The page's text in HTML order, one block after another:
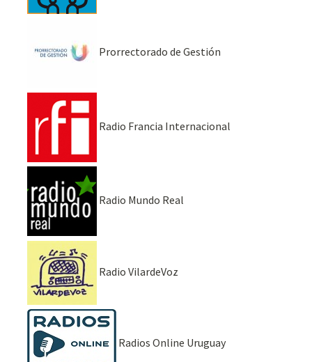
Prorrectorado de Gestión
Radio Francia Internacional
Radio Mundo Real
Radio VilardeVoz
Radios Online Uruguay